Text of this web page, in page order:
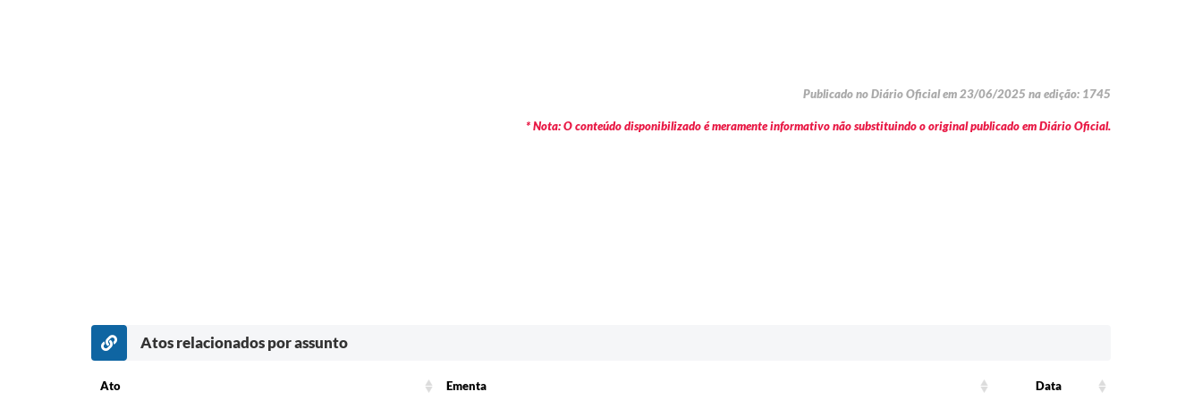
Publicado no Diário Oficial em 23/06/2025 na edição: 1745
* Nota: O conteúdo disponibilizado é meramente informativo não substituindo o original publicado em Diário Oficial.
Atos relacionados por assunto
Ato Ementa Data